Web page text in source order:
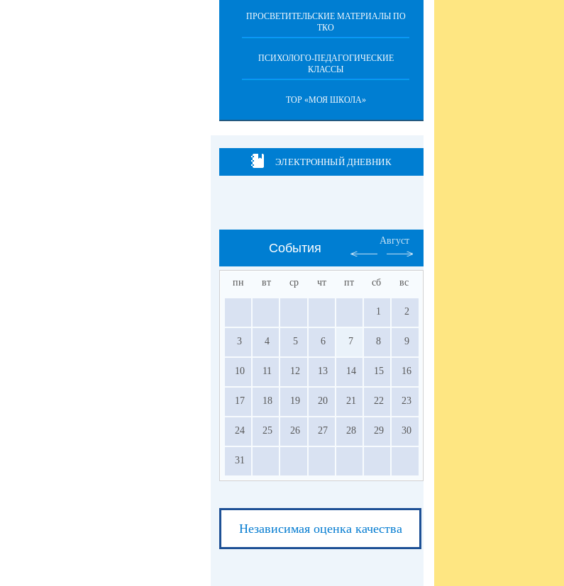
ПРОСВЕТИТЕЛЬСКИЕ МАТЕРИАЛЫ ПО
ТКО
ПСИХОЛОГО-ПЕДАГОГИЧЕСКИЕ
КЛАССЫ
ТОР «МОЯ ШКОЛА»
ЭЛЕКТРОННЫЙ ДНЕВНИК
События
Август
пн вт ср чт пт сб вс
1 2
3 4 5 6 7 8 9
10 11 12 13 14 15 16
17 18 19 20 21 22 23
24 25 26 27 28 29 30
31
Независимая оценка качества